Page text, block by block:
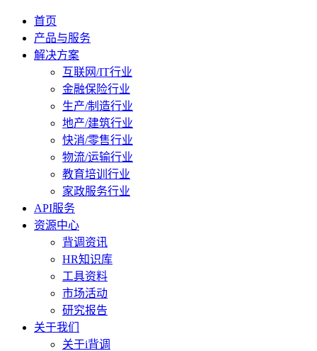
首页
产品与服务
解决方案
互联网/IT行业
金融保险行业
生产/制造行业
地产/建筑行业
快消/零售行业
物流/运输行业
教育培训行业
家政服务行业
API服务
资源中心
背调资讯
HR知识库
工具资料
市场活动
研究报告
关于我们
关于i背调